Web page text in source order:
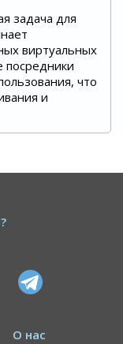
задача для
виртуальных
посредники
что
и
О нас